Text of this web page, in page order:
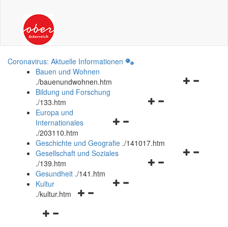
Coronavirus: Aktuelle Informationen
Bauen und Wohnen
./bauenundwohnen.htm
Navigationsmenü
Bildung und Forschung
./133.htm
Navigationsmenü
und
schließen
Europa und
Internationales
./203110.htm
Geschichte und Geografie ./141017.htm
Navigationsmenü
Gesellschaft und Soziales
./139.htm
Navigationsmenü
Gesundheit ./141.htm
Navigationsmenü
Kultur
./kultur.htm
Navigationsmenü